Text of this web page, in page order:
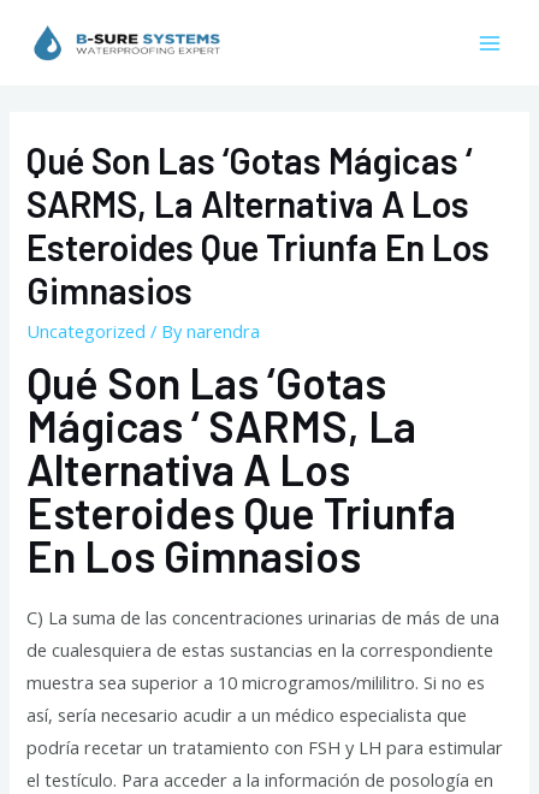
Qué Son Las ‘gotas Mágicas ‘
SARMS, La Alternativa A Los
Esteroides Que Triunfa En Los
Gimnasios
Uncategorized / Bynarendra
Qué Son Las ‘gotas
Mágicas ‘ SARMS, La
Alternativa A Los
Esteroides Que Triunfa
En Los Gimnasios
C) La suma de las concentraciones urinarias de más de una
de cualesquiera de estas sustancias en la correspondiente
muestra sea superior a 10 microgramos/mililitro. Si no es
así, sería necesario acudir a un médico especialista que
podría recetar un tratamiento con FSH y LH para estimular
el testículo. Para acceder a la información de posología en